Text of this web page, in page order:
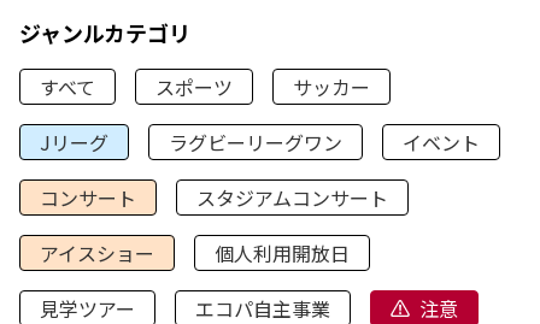
ジャンルカテゴリ
すべて スポーツ
サッカー
Jリーグ
ラグビーリーグワン
イベント
コンサート
スタジアムコンサート
アイスショー
個人利用開放日
見学ツアー
エコパ自主事業
注意